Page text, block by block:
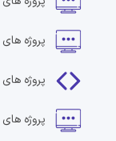
پروژه های
پروژه های
پروژه های